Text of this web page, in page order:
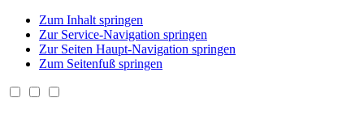
Zum Inhalt springen
Zur Service-Navigation springen
Zur Seiten Haupt-Navigation springen
Zum Seitenfuß springen